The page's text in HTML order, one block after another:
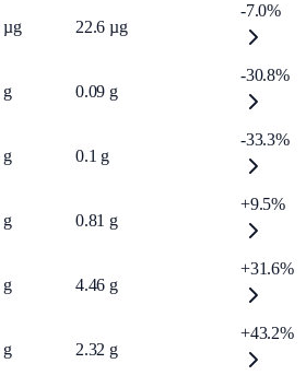
µg 22.6 µg
-7.0%
g 0.09 g
-30.8%
g 0.1 g
-33.3%
g 0.81 g
+9.5%
g 4.46 g
+31.6%
g 2.32 g
+43.2%